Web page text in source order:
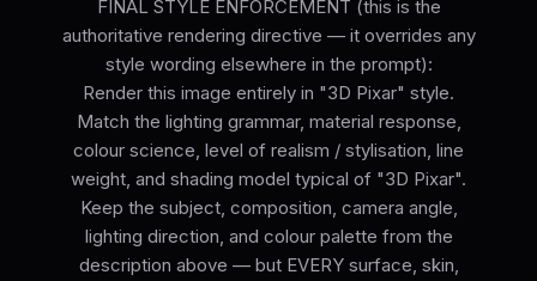
FINAL STYLE ENFORCEMENT (this is the
authoritative rendering directive — it overrides any
style wording elsewhere in the prompt):
Render this image entirely in "3D Pixar" style.
Match the lighting grammar, material response,
colour science, level of realism / stylisation, line
weight, and shading model typical of "3D Pixar".
Keep the subject, composition, camera angle,
lighting direction, and colour palette from the
description above — but EVERY surface, skin,